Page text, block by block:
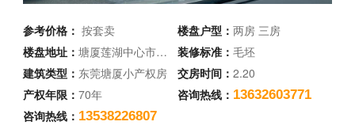
参考价格：按套卖 楼盘户型： 两房 三房
楼盘地址：塘厦莲湖中心市… 装修标准： 毛坯
建筑类型： 东莞塘厦小产权房 交房时间： 2.20
产权年限：70年 咨询热线： 13632603771
咨询热线： 13538226807